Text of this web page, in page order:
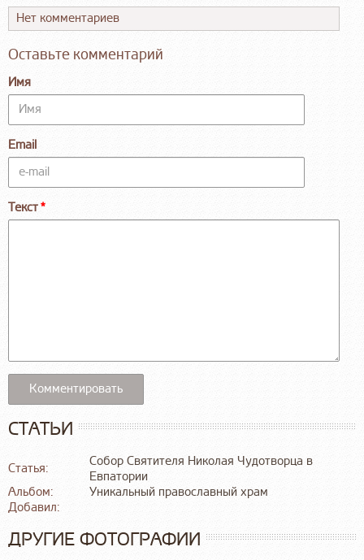
Нет комментариев
Оставьте комментарий
Имя
Email
Текст
СТАТЬИ
Статья:
Собор Святителя Николая Чудотворца в
Евпатории
Альбом:
Уникальный православный храм
Добавил:
ДРУГИЕ ФОТОГРАФИИ